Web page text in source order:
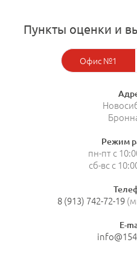
Пункты оценки и
Офис №1
Режим
пн-пт с
сб-вс с
8 (913) 742-72-19
E-